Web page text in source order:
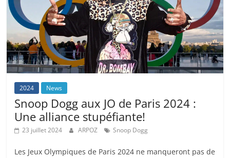
2024 News
Snoop Dogg aux JO de Paris 2024 :
Une alliance stupéfiante!
23 juillet 2024 ARPOZ Snoop Dogg
Les Jeux Olympiques de Paris 2024 ne manqueront pas de